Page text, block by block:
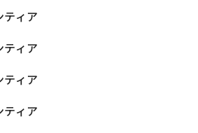
ティア
ティア
ティア
ティア